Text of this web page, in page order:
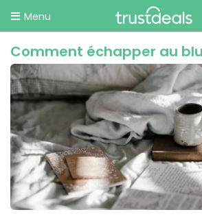
Menu
Comment échapper au